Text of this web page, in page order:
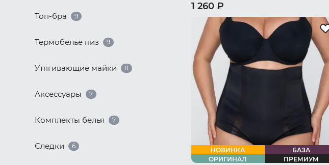
Топ-бра 9
Термобелье низ 9
Утягивающие майки 8
Аксессуары 7
Комплекты белья 7
Следки 6
1 260 ₽
46 RU / S 48 RU / M
50 RU / L
52 RU / XL
54 RU / XXL 56 RU / XXXL
НОВИНКА
БАЗА
ОРИГИНАЛ
ПРЕМИУМ